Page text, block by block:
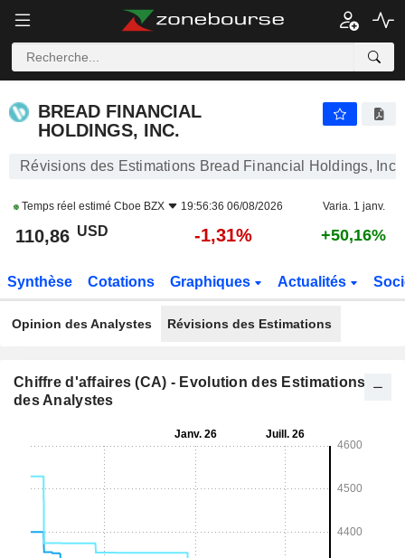
BREAD FINANCIAL
HOLDINGS, INC.
Révisions des Estimations Bread Financial Holdings, Inc.
Temps réel estimé Cboe BZX 19:56:36 06/08/2026 Varia. 1 janv.
110,86 USD -1,31% +50,16%
Synthèse Cotations Graphiques Actualités
Opinion des Analystes Révisions des Estimations
Chiffre d'affaires (CA) - Evolution des Estimations
des Analystes